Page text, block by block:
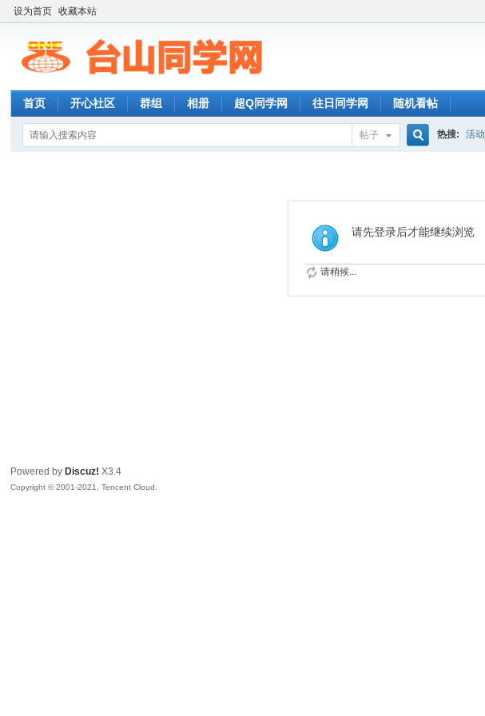
设为首页 收藏本站
首页 开心社区 群组 相册 超Q同学网 往日同学网 随机看帖
帖子
索
热搜: 活动
请先登录后才能继续浏览
请稍候...
Powered by Discuz! X3.4
Copyright © 2001-2021, Tencent Cloud.